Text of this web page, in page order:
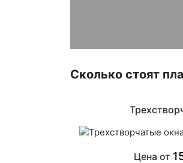
Сколько стоят
Цена от